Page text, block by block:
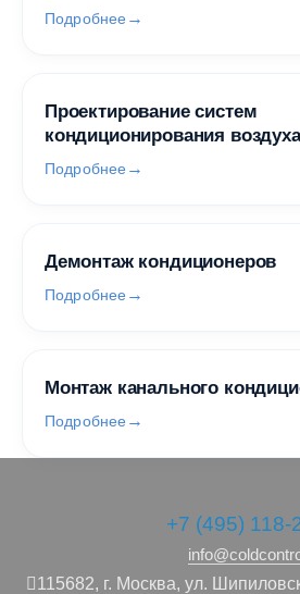
Подробнее
Проектирование систем
кондиционирования воздуха
Подробнее
Демонтаж кондиционеров
Подробнее
Монтаж канального
Подробнее
+7 (495) 118-
115682, г. Москва, ул.